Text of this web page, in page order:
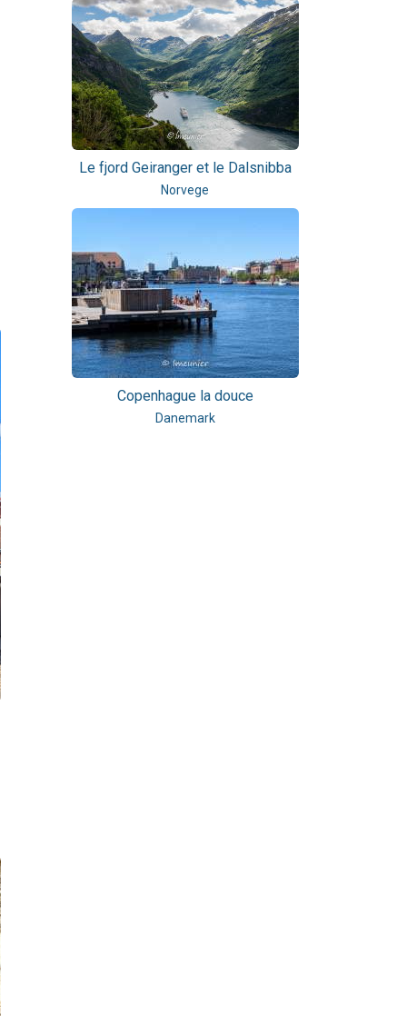
Le fjord Geiranger et le Dalsnibba
Norvege
Copenhague la douce
Danemark